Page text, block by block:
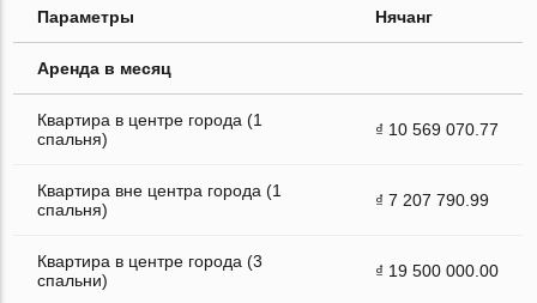
Параметры Нячанг
Аренда в месяц
Квартира в центре города (1
спальня)
₫ 10 569 070.77
Квартира вне центра города (1
спальня)
₫ 7 207 790.99
Квартира в центре города (3
спальни)
₫ 19 500 000.00